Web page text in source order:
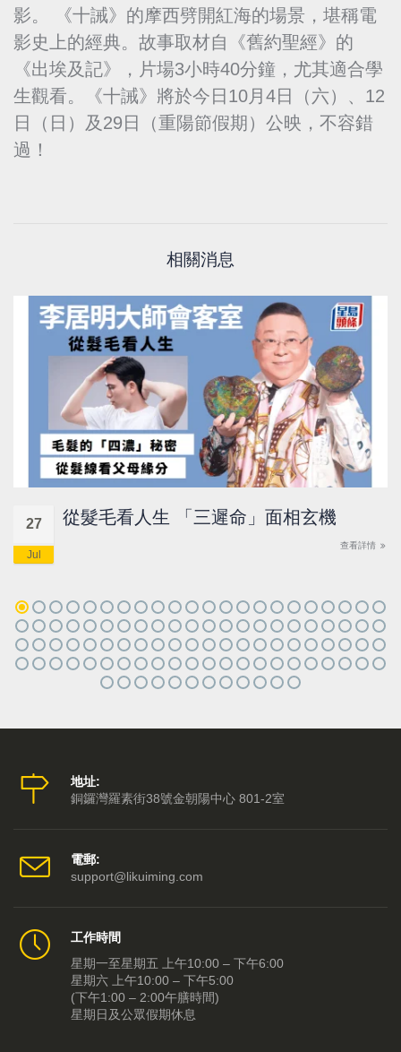
影。 《十誡》的摩西劈開紅海的場景，堪稱電
影史上的經典。故事取材自《舊約聖經》的
《出埃及記》，片場3小時40分鐘，尤其適合學
生觀看。《十誡》將於今日10月4日（六）、12
日（日）及29日（重陽節假期）公映，不容錯
過！
相關消息
27
Jul
從髮毛看人生 「三遲命」面相玄機
查看詳情
地址:
銅鑼灣羅素街38號金朝陽中心 801-2室
電郵:
support@likuiming.com
工作時間
星期一至星期五 上午10:00 – 下午6:00
星期六 上午10:00 – 下午5:00
(下午1:00 – 2:00午膳時間)
星期日及公眾假期休息